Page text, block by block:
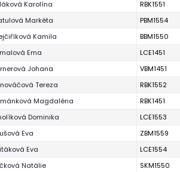
Karolína RBK1551
Markéta PBM1554
Kamila BBM1550
Ema LCE1451
Johana VBM1451
Tereza RBK1552
Magdaléna RBK1451
Dominika LCE1553
Eva ZBM1559
Eva LCE1554
Natálie
SKM1550